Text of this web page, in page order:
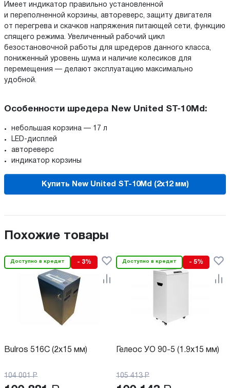
Имеет индикатор правильно установленной
и переполненной корзины, автореверс, защиту двигателя
от перегрева и скачков напряжения питающей сети, функцию
спящего режима. Увеличенный рабочий цикл
безостановочной работы для шредеров данного класса,
пониженный уровень шума и наличие колесиков для
перемещения — делают эксплуатацию максимально
удобной.
Особенности шредера New United ST-10Md:
небольшая корзина — 17 л
LED-дисплей
автореверс
индикатор корзины
Купить New United ST-10Md (2x12 мм)
Похожие товары
Доступно в кредит - 3%
Bulros 516C (2x15 мм)
104 001 Р
Доступно в кредит - 5%
Гелеос УО 90-5 (1.9х15 мм)
105 413 Р